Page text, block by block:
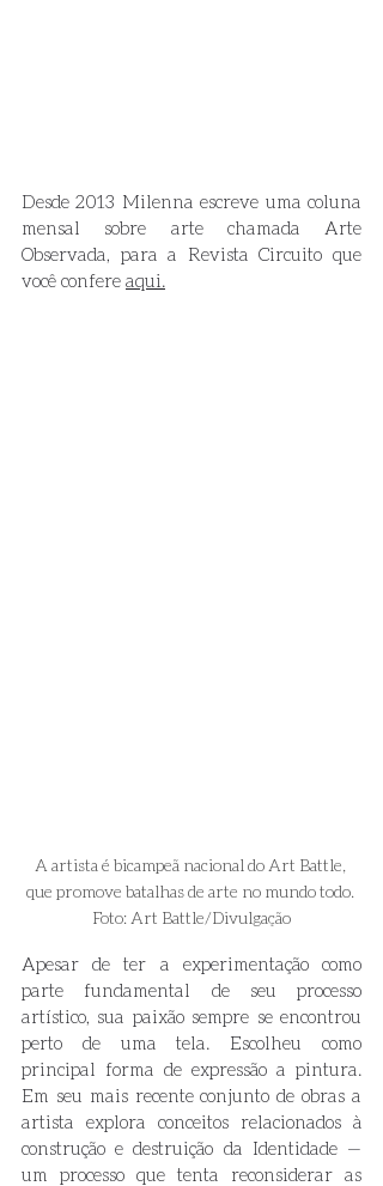
Desde 2013 Milenna escreve uma coluna
mensal sobre arte chamada Arte
Observada, para a Revista Circuito que
você confere aqui.
A artista é bicampeã nacional do Art Battle,
que promove batalhas de arte no mundo todo.
Foto: Art Battle/Divulgação
Apesar de ter a experimentação como
parte fundamental de seu processo
artístico, sua paixão sempre se encontrou
perto de uma tela. Escolheu como
principal forma de expressão a pintura.
Em seu mais recente conjunto de obras a
artista explora conceitos relacionados à
construção e destruição da Identidade —
um processo que tenta reconsiderar as